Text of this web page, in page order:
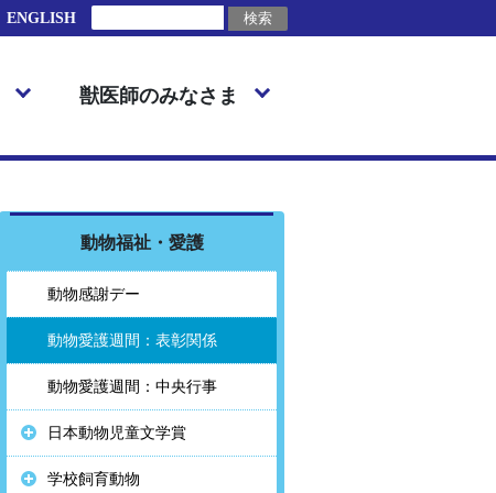
ENGLISH
獣医師のみなさま
動物福祉・愛護
動物感謝デー
動物愛護週間：表彰関係
動物愛護週間：中央行事
日本動物児童文学賞
学校飼育動物